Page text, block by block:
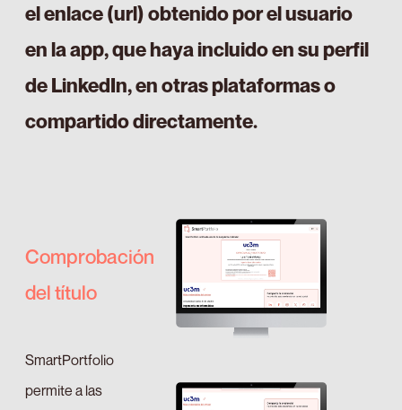
el enlace (url) obtenido por el usuario
en la app, que haya incluido en su perfil
de LinkedIn, en otras plataformas o
compartido directamente.
Comprobación
del título
SmartPortfolio
permite a las